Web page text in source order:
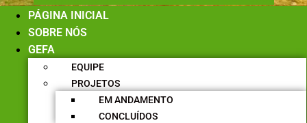
PÁGINA INICIAL
SOBRE NÓS
GEFA
EQUIPE
PROJETOS
EM ANDAMENTO
CONCLUÍDOS